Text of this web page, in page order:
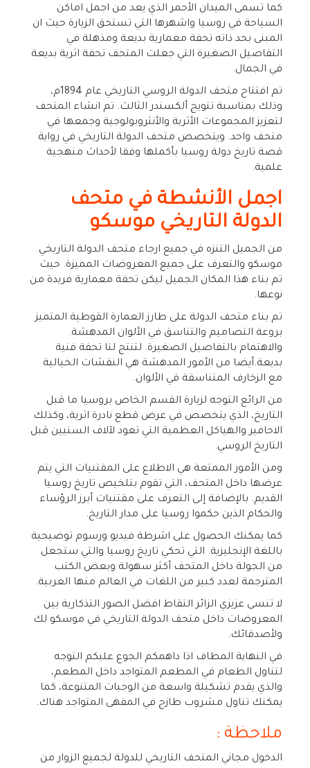
كما تسمى الميدان الأحمر الذي يعد من اجمل اماكن
السياحة في روسيا واشهرها التي تستحق الزيارة حيث ان
المبنى بحد ذاته تحفة معمارية بديعة ومذهلة في
التفاصيل الصغيرة التي جعلت المتحف تحفة اثرية بديعة
في الجمال.
تم افتتاح متحف الدولة الروسي التاريخي عام 1894م،
وذلك بمناسبة تتويج ألكسندر الثالث. تم انشاء المتحف
لتعزيز المجموعات الأثرية والأنثروبولوجية وجمعها في
متحف واحد. ويتخصص متحف الدولة التاريخي في رواية
قصة تاريخ دولة روسيا بأكملها وفقا لأحداث منهجية
علمية.
اجمل الأنشطة في متحف
الدولة التاريخي موسكو
من الجميل التنزه في جميع ارجاء متحف الدولة التاريخي
موسكو والتعرف على جميع المعروضات المميزة. حيث
تم بناء هذا المكان الجميل ليكن تحفة معمارية فريدة من
نوعها.
تم بناء متحف الدولة على طارز العمارة القوطية المتميز
بروعة التصاميم والتناسق في الألوان المدهشة.
والاهتمام بالتفاصيل الصغيرة. لتنتج لنا تحفة فنية
بديعة.أيضا من الأمور المدهشة هي النقشات الخيالية
مع الزخارف المتناسقة في الألوان.
من الرائع التوجه لزيارة القسم الخاص بروسيا ما قبل
التاريخ، الذي يتخصص في عرض قطع نادرة اثرية، وكذلك
الاحافير والهياكل العظمية التي تعود لآلاف السنيين قبل
التاريخ الروسي.
ومن الأمور الممتعة هي الاطلاع على المقتنيات التي يتم
عرضها داخل المتحف، التي تقوم بتلخيص تاريخ روسيا
القديم. بالإضافة إلى التعرف على مقتنيات أبرز الرؤساء
والحكام الذين حكموا روسيا على مدار التاريخ.
كما يمكنك الحصول على اشرطة فيديو ورسوم توضيحية
باللغة الإنجليزية. التي تحكي تاريخ روسيا والتي ستجعل
من الجولة داخل المتحف أكثر سهولة وبعض الكتب
المترجمة لعدد كبير من اللغات في العالم منها العربية.
لا تنسى عزيزي الزائر التقاط افضل الصور التذكارية بين
المعروضات داخل متحف الدولة التاريخي في موسكو لك
ولأصدقائك.
في النهاية المطاف اذا داهمكم الجوع عليكم التوجه
لتناول الطعام في المطعم المتواجد داخل المطعم،
والذي يقدم تشكيلة واسعة من الوجبات المتنوعة، كما
يمكنك تناول مشروب طازج في المقهى المتواجد هناك.
ملاحظة :
الدخول مجاني المتحف التاريخي للدولة لجميع الزوار من